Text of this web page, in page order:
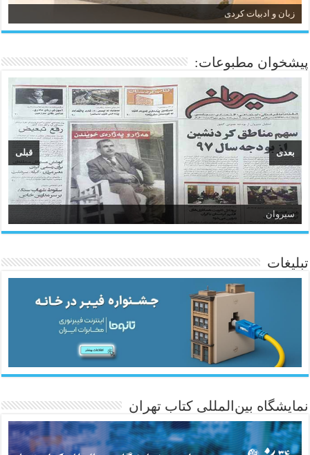
زبان و ادبیات کردی
پیشخوان مطبوعات:
سیروان
ئاژانسی هەواڵی مێهر
قبلی بعدی
تبلیغات
نمایشگاه بین‌المللی کتاب تهران